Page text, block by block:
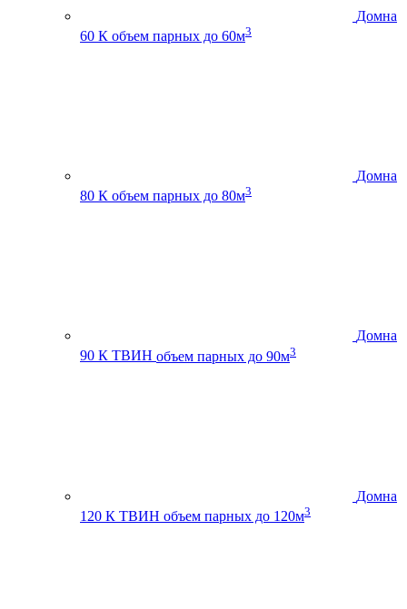
Домна
60 К объем парных до 60м3
Домна
80 К объем парных до 80м3
Домна
90 К ТВИН объем парных до 90м3
Домна
120 К ТВИН объем парных до 120м3